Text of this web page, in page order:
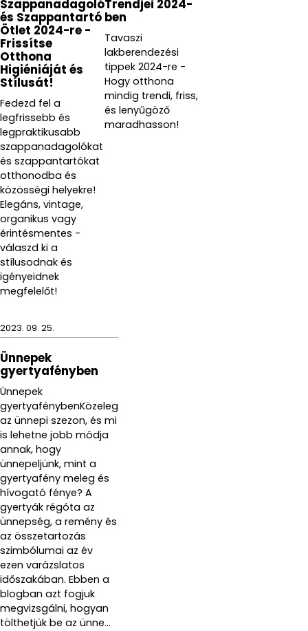
Szappanadagoló
és Szappantartó
Ötlet 2024-re -
Frissítse
Otthona
Higiéniáját és
Stílusát!
Fedezd fel a
legfrissebb és
legpraktikusabb
szappanadagolókat
és szappantartókat
otthonodba és
közösségi helyekre!
Elegáns, vintage,
organikus vagy
érintésmentes -
válaszd ki a
stílusodnak és
igényeidnek
megfelelőt!
Trendjei 2024-
ben
Tavaszi
lakberendezési
tippek 2024-re -
Hogy otthona
mindig trendi, friss,
és lenyűgöző
maradhasson!
2023. 09. 25.
Ünnepek
gyertyafényben
Ünnepek
gyertyafénybenKözeleg
az ünnepi szezon, és mi
is lehetne jobb módja
annak, hogy
ünnepeljünk, mint a
gyertyafény meleg és
hívogató fénye? A
gyertyák régóta az
ünnepség, a remény és
az összetartozás
szimbólumai az év
ezen varázslatos
időszakában. Ebben a
blogban azt fogjuk
megvizsgálni, hogyan
tölthetjük be az ünne...